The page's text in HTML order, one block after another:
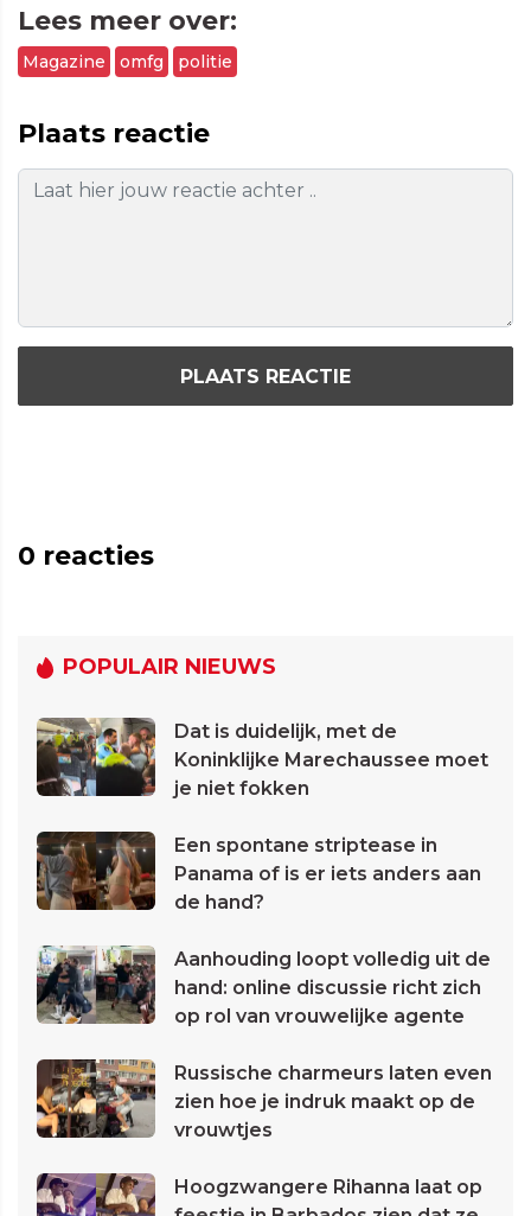
Lees meer over:
Magazine omfg politie
Plaats reactie
PLAATS REACTIE
0 reacties
POPULAIR NIEUWS
Dat is duidelijk, met de
Koninklijke Marechaussee moet
je niet fokken
Een spontane striptease in
Panama of is er iets anders aan
de hand?
Aanhouding loopt volledig uit de
hand: online discussie richt zich
op rol van vrouwelijke agente
Russische charmeurs laten even
zien hoe je indruk maakt op de
vrouwtjes
Hoogzwangere Rihanna laat op